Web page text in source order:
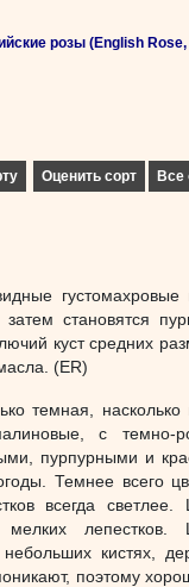
розы (English
Оценить сорт Все
густомахровые
становятся
куст средних
(ER)
темная,
с темно-
пурпурными и
Темнее всего
всегда светлее.
лепестков.
кистях,
поэтому